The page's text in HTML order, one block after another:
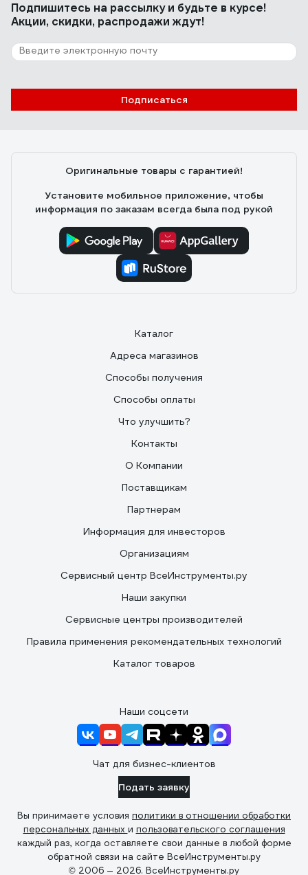
Подпишитесь на рассылкуи будьте в курсе!
Акции, скидки, распродажи ждут!
Подписаться
Оригинальные товары с гарантией!
Установите мобильное приложение, чтобы
информация по заказам всегда была под рукой
Каталог
Адреса магазинов
Способы получения
Способы оплаты
Что улучшить?
Контакты
О Компании
Поставщикам
Партнерам
Информация для инвесторов
Организациям
Сервисный центр ВсеИнструменты.ру
Наши закупки
Сервисные центры производителей
Правила применения рекомендательных технологий
Каталог товаров
Наши соцсети
Чат для бизнес-клиентов
Подать заявку
Вы принимаете условия политики в отношении обработки
персональных данных и пользовательского соглашения
каждый раз, когда оставляете свои данные в любой форме
обратной связи на сайте ВсеИнструменты.ру
© 2006 — 2026. ВсеИнструменты.ру